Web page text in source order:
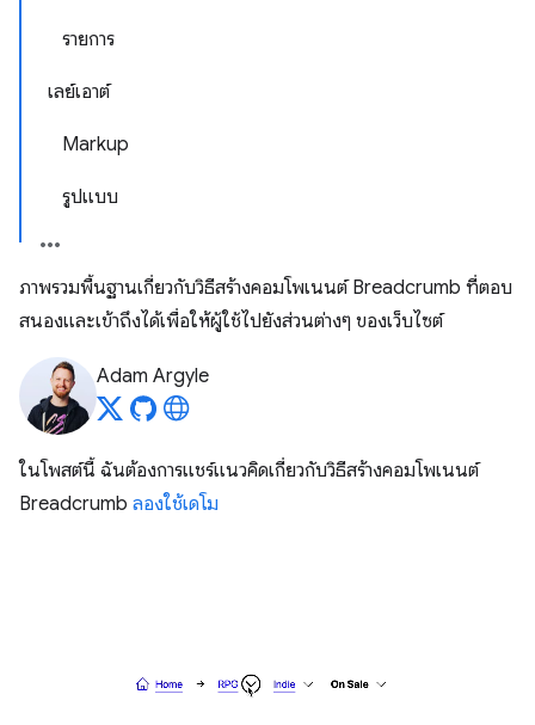
รายการ
เลย์เอาต์
Markup
รูปแบบ
ภาพรวมพื้นฐานเกี่ยวกับวิธีสร้างคอมโพเนนต์ Breadcrumb ที่ตอบ
สนองและเข้าถึงได้เพื่อให้ผู้ใช้ไปยังส่วนต่างๆ ของเว็บไซต์
Adam Argyle
ในโพสต์นี้ ฉันต้องการแชร์แนวคิดเกี่ยวกับวิธีสร้างคอมโพเนนต์
Breadcrumb ลองใช้เดโม